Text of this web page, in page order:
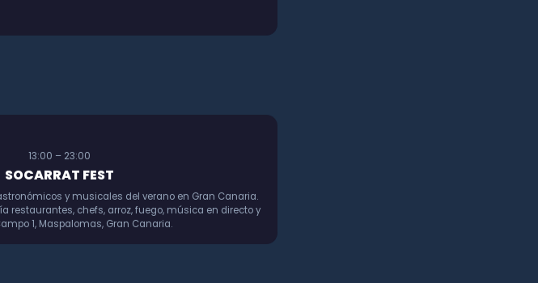
13:00 – 23:00
SOCARRAT FEST
y musicales del verano en Gran Canaria.
restaurantes, chefs, arroz, fuego, música en directo y
1, Maspalomas, Gran Canaria.